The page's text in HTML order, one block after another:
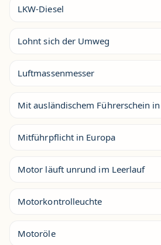
LKW-Diesel
Lohnt sich der Umweg
Luftmassenmesser
Mit ausländischem Führerschein
Mitführpflicht in Europa
Motor läuft unrund im Leerlauf
Motorkontrolleuchte
Motoröle